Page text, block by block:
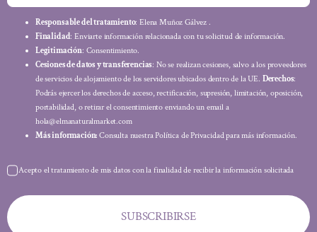
Responsable del tratamiento: Elena Muñoz Gálvez .
Finalidad: Enviarte información relacionada con tu solicitud de información.
Legitimación: Consentimiento.
Cesiones de datos y transferencias: No se realizan cesiones, salvo a los proveedores
de servicios de alojamiento de los servidores ubicados dentro de la UE. Derechos:
Podrás ejercer los derechos de acceso, rectificación, supresión, limitación, oposición,
portabilidad, o retirar el consentimiento enviando un email a
hola@elmanaturalmarket.com
Más información: Consulta nuestra Política de Privacidad para más información.
Acepto el tratamiento de mis datos con la finalidad de recibir la información solicitada
SUBSCRIBIRSE